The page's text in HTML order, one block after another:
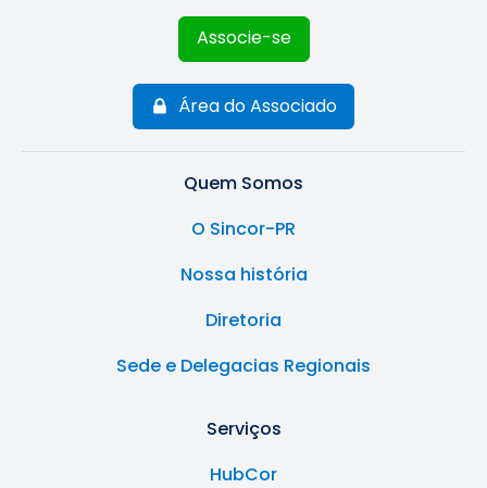
Associe-se
Área do Associado
Quem Somos
O Sincor-PR
Nossa história
Diretoria
Sede e Delegacias Regionais
Serviços
HubCor